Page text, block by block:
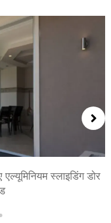
के दरवाजे चुनना: